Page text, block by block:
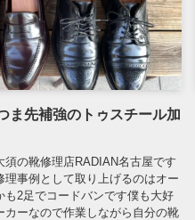
ま先補強のトゥスチール加
須の靴修理店RADIAN名古屋です
理事例として取り上げるのはオー
も2足でコードバンです僕も大好
カーなので作業しながら自分の靴